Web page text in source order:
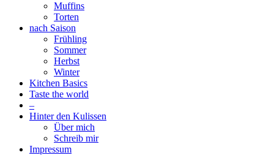
Muffins
Torten
nach Saison
Frühling
Sommer
Herbst
Winter
Kitchen Basics
Taste the world
–
Hinter den Kulissen
Über mich
Schreib mir
Impressum